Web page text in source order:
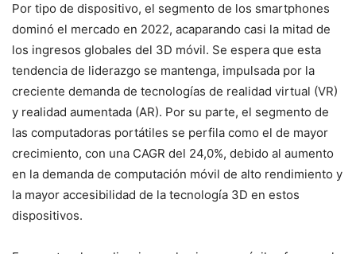
Por tipo de dispositivo, el segmento de los smartphones
dominó el mercado en 2022, acaparando casi la mitad de
los ingresos globales del 3D móvil. Se espera que esta
tendencia de liderazgo se mantenga, impulsada por la
creciente demanda de tecnologías de realidad virtual (VR)
y realidad aumentada (AR). Por su parte, el segmento de
las computadoras portátiles se perfila como el de mayor
crecimiento, con una CAGR del 24,0%, debido al aumento
en la demanda de computación móvil de alto rendimiento y
la mayor accesibilidad de la tecnología 3D en estos
dispositivos.